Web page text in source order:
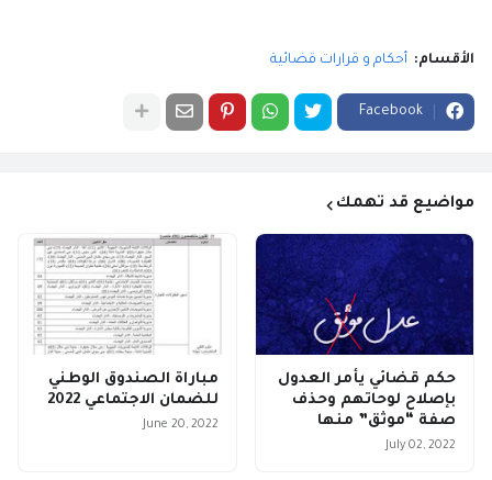
الأقسام: أحكام و قرارات قضائية
Facebook
مواضيع قد تهمك
حكم قضائي يأمر العدول
بإصلاح لوحاتهم وحذف
صفة “موثق” منها
July 02, 2022
مباراة الصندوق الوطني
للضمان الاجتماعي 2022
June 20, 2022